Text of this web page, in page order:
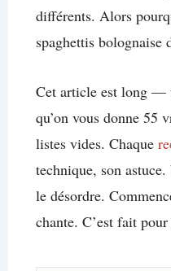
différents. Alors
spaghettis bolognaise
Cet article est long —
qu’on vous donne 55
listes vides. Chaque
technique, son
le désordre.
chante. C’est fait pour